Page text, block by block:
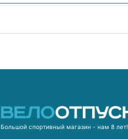
Большой спортивный магазин - нам 8 лет!